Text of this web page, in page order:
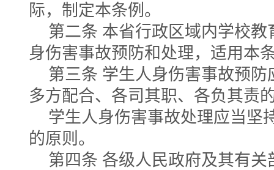
际，制定本条例。
第二条 本省行政区域内学校
身伤害事故预防和处理，适用本
第三条 学生人身伤害事故预
多方配合、各司其职、各负其责
学生人身伤害事故处理应当坚
的原则。
第四条 各级人民政府及其有